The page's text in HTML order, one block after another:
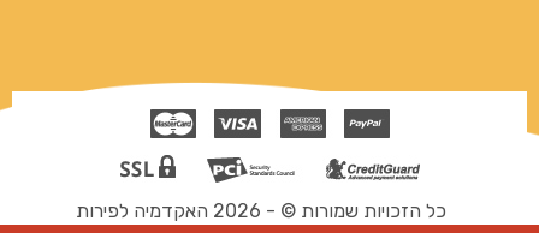
כל הזכויות שמורות © - 2026 האקדמיה לפירות